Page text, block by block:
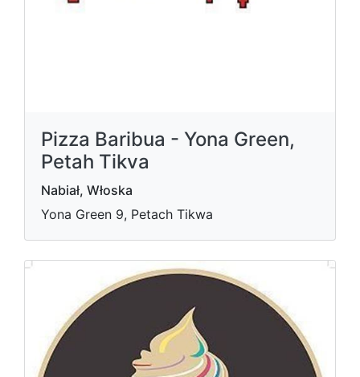
Pizza Baribua - Yona Green,
Petah Tikva
Nabiał, Włoska
Yona Green 9, Petach Tikwa